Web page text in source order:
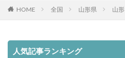
HOME 全国 山形県 山形
人気記事ランキング